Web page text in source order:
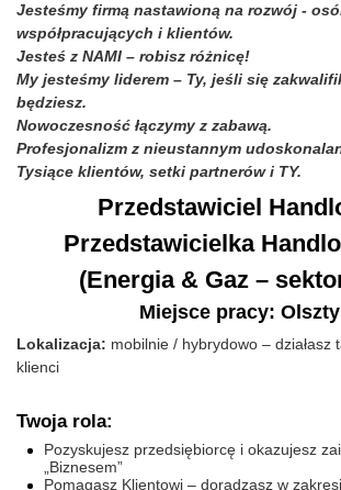
Jesteśmy firmą nastawioną na rozwój -
współpracujących i klientów.
Jesteś z NAMI – robisz różnicę!
My jesteśmy liderem – Ty, jeśli się
będziesz.
Nowoczesność łączymy z zabawą.
Profesjonalizm z nieustannym
Tysiące klientów, setki partnerów i TY.
Przedstawiciel
Przedstawicielka
(Energia & Gaz –
Miejsce pracy:
Lokalizacja: mobilnie / hybrydowo – działasz
klienci
Twoja rola:
Pozyskujesz przedsiębiorcę i okazujesz
„Biznesem”
Pomagasz Klientowi – doradzasz w